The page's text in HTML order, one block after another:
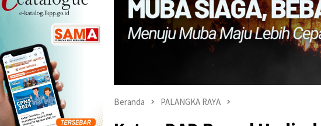
Beranda PALANGKA RAYA